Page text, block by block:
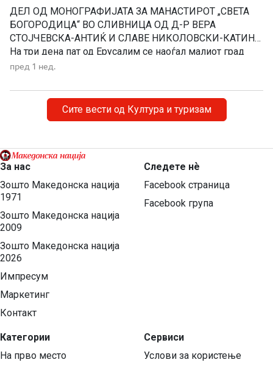
ДЕЛ ОД МОНОГРАФИЈАТА ЗА МАНАСТИРОТ „СВЕТА
БОГОРОДИЦА“ ВО СЛИВНИЦА ОД Д-Р ВЕРА
СТОЈЧЕВСКА-АНТИЌ И СЛАВЕ НИКОЛОВСКИ-КАТИН
На три дена пат од Ерусалим се наоѓал малиот град
Назарет. Таму живееле праведните Јоаким и Ана,
потекнувал од Давидовиот род, а света Ана од родот
на Аарон. Биле многу дарежливи, милосрдни. За […]
пред 1 нед.
Сите вести од Култура и туризам
За нас
Зошто Македонска нација
1971
Зошто Македонска нација
2009
Зошто Македонска нација
2026
Импресум
Маркетинг
Контакт
Категории
На прво место
Следете нѐ
Facebook страница
Facebook група
Сервиси
Услови за користење